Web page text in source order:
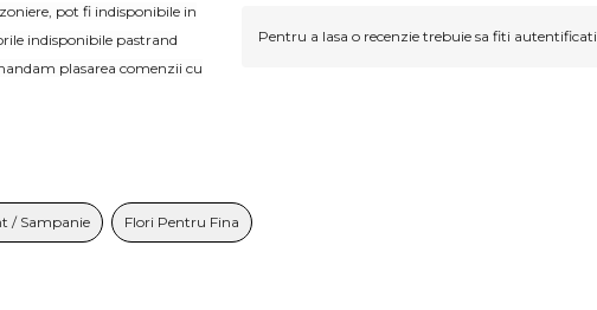
pot fi indisponibile in
indisponibile pastrand
plasarea comenzii cu
Pentru a lasa o recenzie trebuie sa fiti autentificati
/ Sampanie Flori Pentru Fina